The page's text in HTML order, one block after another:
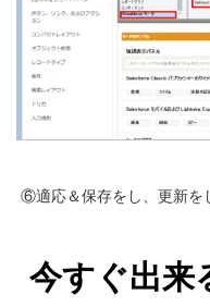
⑥適応＆保存をし、更新を
今すぐ出来